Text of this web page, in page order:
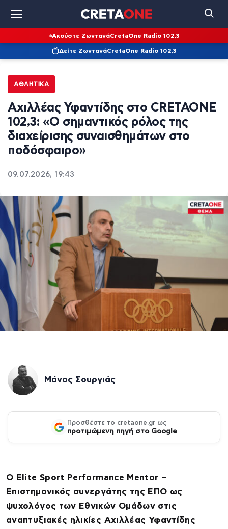
Ακούστε ΖωντανάCretaOne Radio 102,3
Δείτε ΖωντανάCretaOne Radio 102,3
ΑΘΛΗΤΙΚΆ
Αχιλλέας Υφαντίδης στο CRETAONE
102,3: «Ο σημαντικός ρόλος της
διαχείρισης συναισθημάτων στο
ποδόσφαιρο»
09.07.2026, 19:43
Μάνος Σουργιάς
Προσθέστε το cretaone.gr ως
προτιμώμενη πηγή στο Google
Ο Elite Sport Performance Mentor –
Επιστημονικός συνεργάτης της ΕΠΟ ως
ψυχολόγος των Εθνικών Ομάδων στις
αναπτυξιακές ηλικίες Αχιλλέας Υφαντίδης